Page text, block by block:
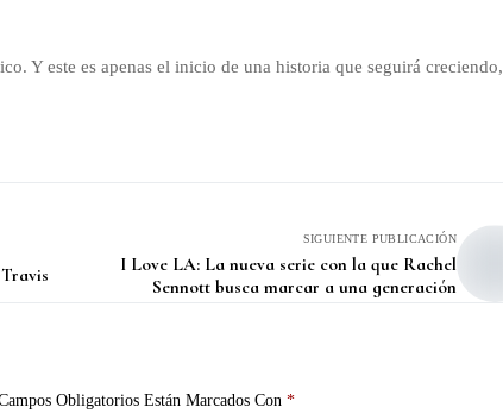
Y este es apenas el inicio de una historia que seguirá creciendo,
SIGUIENTE PUBLICACIÓN
I Love LA: La nueva serie con la que Rachel
Sennott busca marcar a una generación
Obligatorios Están Marcados Con *